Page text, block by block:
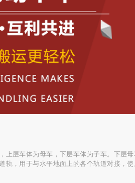
上层车体为母车，下层车体为子车。下层
轨，用于与水平地面上的各个轨道对接，